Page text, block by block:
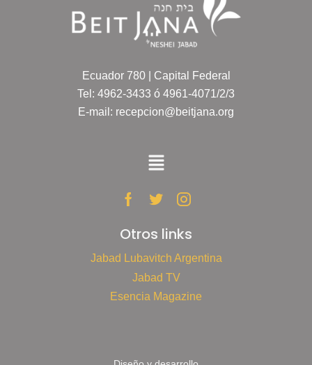
Ecuador 780 | Capital Federal
Tel: 4962-3433 ó 4961-4071/2/3
E-mail: recepcion@beitjana.org
Otros links
Jabad Lubavitch Argentina
Jabad TV
Esencia Magazine